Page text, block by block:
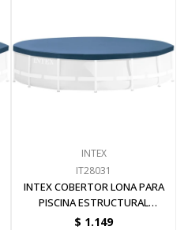
INTEX
IT28031
INTEX COBERTOR LONA PARA
PISCINA ESTRUCTURAL
DIÁMETRO 3.66 METROS
$ 1.149